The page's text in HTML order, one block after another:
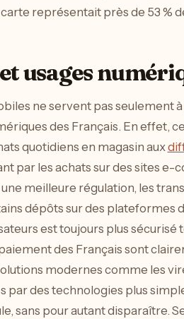
représentait près de 53 %
usages
ne servent pas seulement
des Français. En effet,
quotidiens en magasin aux
par les achats sur des sites e-
meilleure régulation, les
dépôts sur des plateformes
est toujours plus
des Français sont
modernes comme les
par des technologies plus
sans pour autant disparaître.